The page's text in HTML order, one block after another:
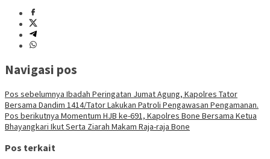
Navigasi pos
Pos sebelumnya Ibadah Peringatan Jumat Agung, Kapolres Tator
Bersama Dandim 1414/Tator Lakukan Patroli Pengawasan Pengamanan.
Pos berikutnya Momentum HJB ke-691, Kapolres Bone Bersama Ketua
Bhayangkari Ikut Serta Ziarah Makam Raja-raja Bone
Pos terkait